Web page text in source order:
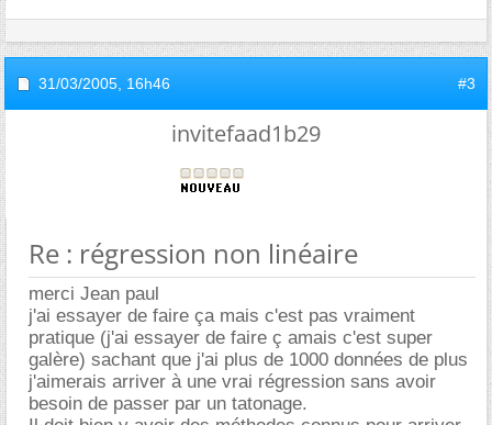
31/03/2005, 16h46 #3
invitefaad1b29
Re : régression non linéaire
merci Jean paul
j'ai essayer de faire ça mais c'est pas vraiment
pratique (j'ai essayer de faire ç amais c'est super
galère) sachant que j'ai plus de 1000 données de plus
j'aimerais arriver à une vrai régression sans avoir
besoin de passer par un tatonage.